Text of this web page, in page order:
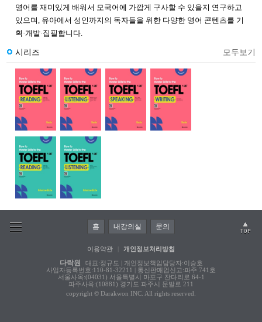
영어를 재미있게 배워서 모국어에 가깝게 구사할 수 있을지 연구하고
있으며, 유아에서 성인까지의 독자들을 위한 다양한 영어 콘텐츠를 기
획·개발·집필합니다.
시리즈 모두보기
홈 내강의실 문의
이용약관 개인정보처리방침
다락원
대표:정규도 | 개인정보책임담당자:이승호
사업자등록번호:110-81-32211 | 통신판매업신고:파주 741호
서울사옥:(04031) 서울특별시 마포구 잔다리로 64-1
파주사옥:(10881) 경기도 파주시 문발로 211
copyright © Darakwon INC. All rights reserved.